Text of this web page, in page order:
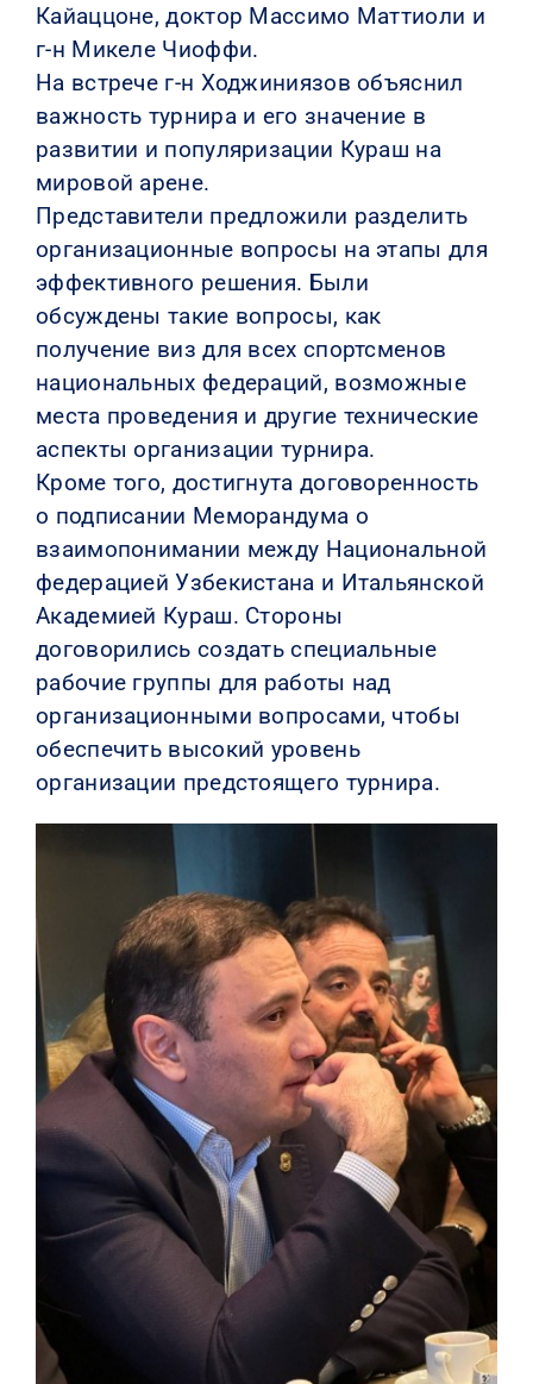
Кайаццоне, доктор Массимо Маттиоли и
г-н Микеле Чиоффи.
На встрече г-н Ходжиниязов объяснил
важность турнира и его значение в
развитии и популяризации Кураш на
мировой арене.
Представители предложили разделить
организационные вопросы на этапы для
эффективного решения. Были
обсуждены такие вопросы, как
получение виз для всех спортсменов
национальных федераций, возможные
места проведения и другие технические
аспекты организации турнира.
Кроме того, достигнута договоренность
о подписании Меморандума о
взаимопонимании между Национальной
федерацией Узбекистана и Итальянской
Академией Кураш. Стороны
договорились создать специальные
рабочие группы для работы над
организационными вопросами, чтобы
обеспечить высокий уровень
организации предстоящего турнира.